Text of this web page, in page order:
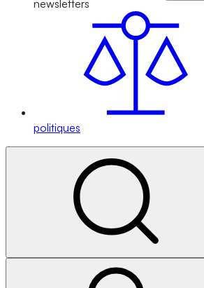
newsletters
politiques